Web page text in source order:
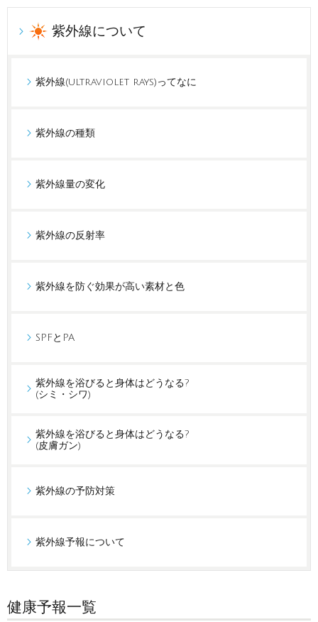
紫外線について
紫外線(ultraviolet rays)ってなに
紫外線の種類
紫外線量の変化
紫外線の反射率
紫外線を防ぐ効果が高い素材と色
SPFとPA
紫外線を浴びると身体はどうなる?
(シミ・シワ)
紫外線を浴びると身体はどうなる?
(皮膚ガン)
紫外線の予防対策
紫外線予報について
健康予報一覧